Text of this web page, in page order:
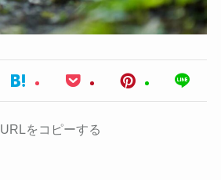
URLをコピーする